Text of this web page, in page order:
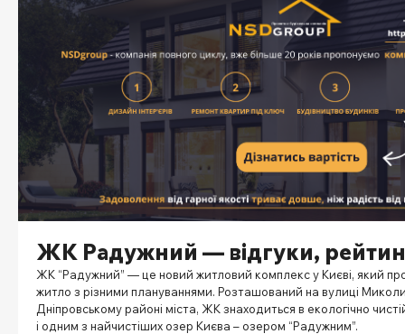
ЖК Радужний — відгуки,
ЖК “Радужний” — це новий житловий комплекс у Києві, який
житло з різними плануваннями. Розташований на вулиці
Дніпровському районі міста, ЖК знаходиться в екологічно
і одним з найчистіших озер Києва – озером “Радужним”.